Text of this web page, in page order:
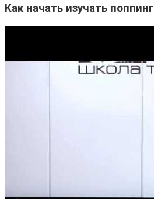
Как начать изучать поппинг